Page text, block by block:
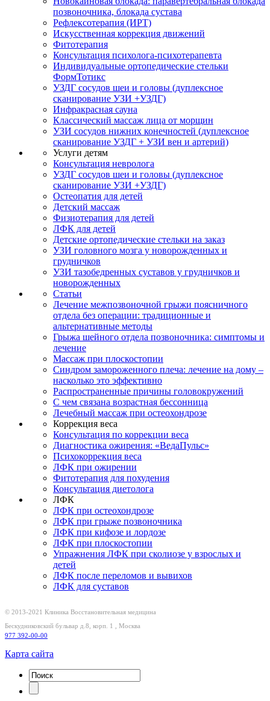
позвоночника, блокада сустава
Рефлексотерапия (ИРТ)
Искусственная коррекция движений
Фитотерапия
Консультация психолога-психотерапевта
Индивидуальные ортопедические стельки
ФормТотикс
УЗДГ сосудов шеи и головы (дуплексное
сканирование УЗИ +УЗДГ)
Инфракрасная сауна
Классический массаж лица от морщин
УЗИ сосудов нижних конечностей (дуплексное
сканирование УЗДГ + УЗИ вен и артерий)
Услуги детям
Консультация невролога
УЗДГ сосудов шеи и головы (дуплексное
сканирование УЗИ +УЗДГ)
Остеопатия для детей
Детский массаж
Физиотерапия для детей
ЛФК для детей
Детские ортопедические стельки на заказ
УЗИ головного мозга у новорожденных и
грудничков
УЗИ тазобедренных суставов у грудничков и
новорожденных
Статьи
Лечение межпозвоночной грыжи поясничного
отдела без операции: традиционные и
альтернативные методы
Грыжа шейного отдела позвоночника: симптомы и
лечение
Массаж при плоскостопии
Синдром замороженного плеча: лечение на дому –
насколько это эффективно
Распространенные причины головокружений
С чем связана возрастная бессонница
Лечебный массаж при остеохондрозе
Коррекция веса
Консультация по коррекции веса
Диагностика ожирения: «ВедаПульс»
Психокоррекция веса
ЛФК при ожирении
Фитотерапия для похудения
Консультация диетолога
ЛФК
ЛФК при остеохондрозе
ЛФК при грыже позвоночника
ЛФК при кифозе и лордозе
ЛФК при плоскостопии
Упражнения ЛФК при сколиозе у взрослых и
детей
ЛФК после переломов и вывихов
ЛФК для суставов
© 2013-2021 Клиника Восстановительная медицина
Бескудниковский бульвар д.8, корп. 1
Москва
977 392-00-00
Карта сайта